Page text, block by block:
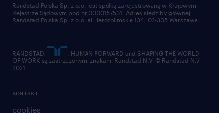
отправить резюме
контакт
cookies
Randstad Polska Sp. z o.o. jest spółką zarejestrowaną w Krajowym
Rejestrze Sądowym pod nr 0000157531. Adres siedziby głównej
Randstad Polska Sp. z o.o. al. Jerozolimskie 134, 02-305 Warszawa.
RANDSTAD,
, HUMAN FORWARD and SHAPING THE WORLD
OF WORK są zastrzeżonymi znakami Randstad N.V. © Randstad N.V
2021